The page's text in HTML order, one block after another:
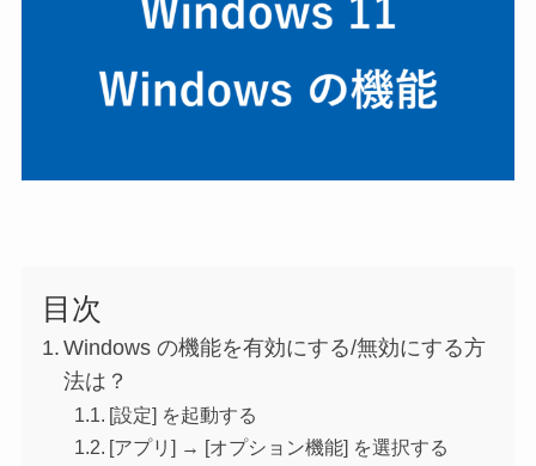
目次
Windows の機能を有効にする/無効にする方
法は？
[設定] を起動する
[アプリ] → [オプション機能] を選択する